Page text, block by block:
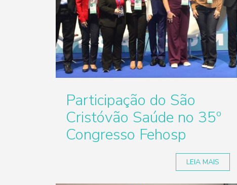
Participação do São
Cristóvão Saúde no 35º
Congresso Fehosp
LEIA MAIS